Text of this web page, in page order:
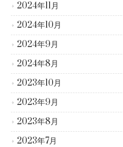
2024年11月
2024年10月
2024年9月
2024年8月
2023年10月
2023年9月
2023年8月
2023年7月